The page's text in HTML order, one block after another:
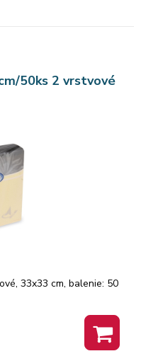
50ks 2 vrstvové
33x33 cm, balenie: 50